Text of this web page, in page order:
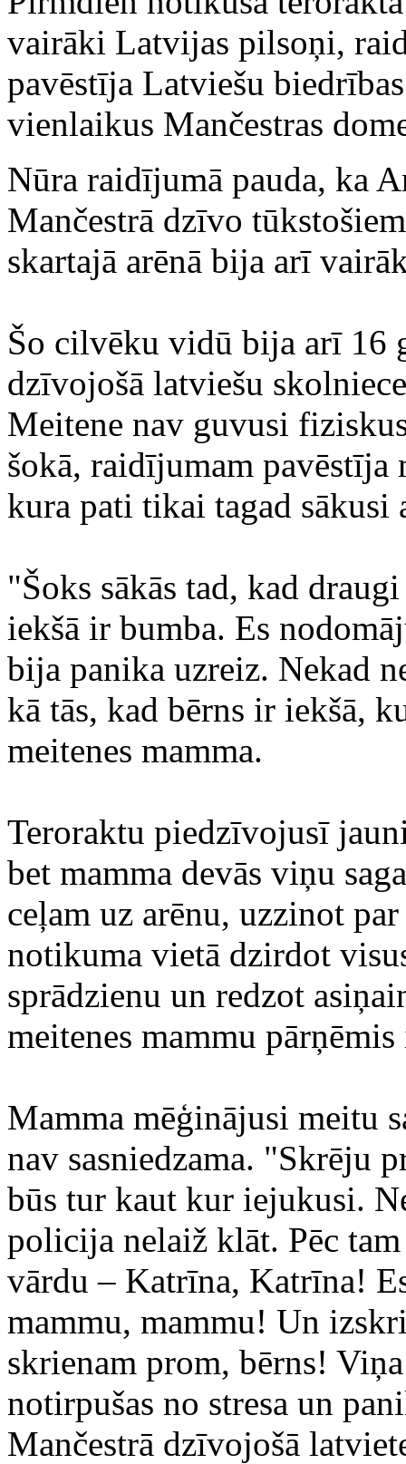
vairāki Latvijas pilsoņi,
pavēstīja Latviešu
vienlaikus Mančestras
Nūra raidījumā pauda, ka
Mančestrā dzīvo
skartajā arēnā bija arī
Šo cilvēku vidū bija arī 16
dzīvojošā latviešu
Meitene nav guvusi
šokā, raidījumam pavēstīja
kura pati tikai tagad sākusi
"Šoks sākās tad, kad
iekšā ir bumba. Es
bija panika uzreiz. Nekad
kā tās, kad bērns ir iekšā,
meitenes mamma.
Teroraktu piedzīvojusī
bet mamma devās viņu
ceļam uz arēnu, uzzinot
notikuma vietā dzirdot
sprādzienu un redzot
meitenes mammu
Mamma mēģinājusi meitu
nav sasniedzama. "Skrēju
būs tur kaut kur iejukusi.
policija nelaiž klāt. Pēc
vārdu – Katrīna, Katrīna!
mammu, mammu! Un
skrienam prom, bērns!
notirpušas no stresa un
Mančestrā dzīvojošā